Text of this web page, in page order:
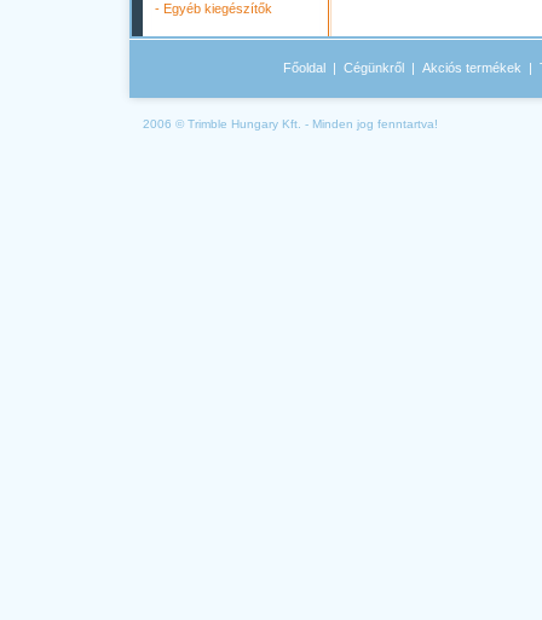
- Egyéb kiegészítők
Főoldal | Cégünkről | Akciós termékek |
2006 © Trimble Hungary Kft. - Minden jog fenntartva!